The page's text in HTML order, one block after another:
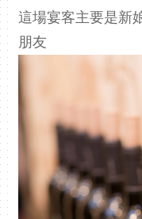
這場宴客主要是新
朋友